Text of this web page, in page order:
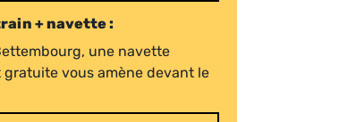
+ navette :
une navette
vous amène devant le